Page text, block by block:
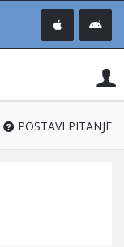
®
POSTAVI PITANJE